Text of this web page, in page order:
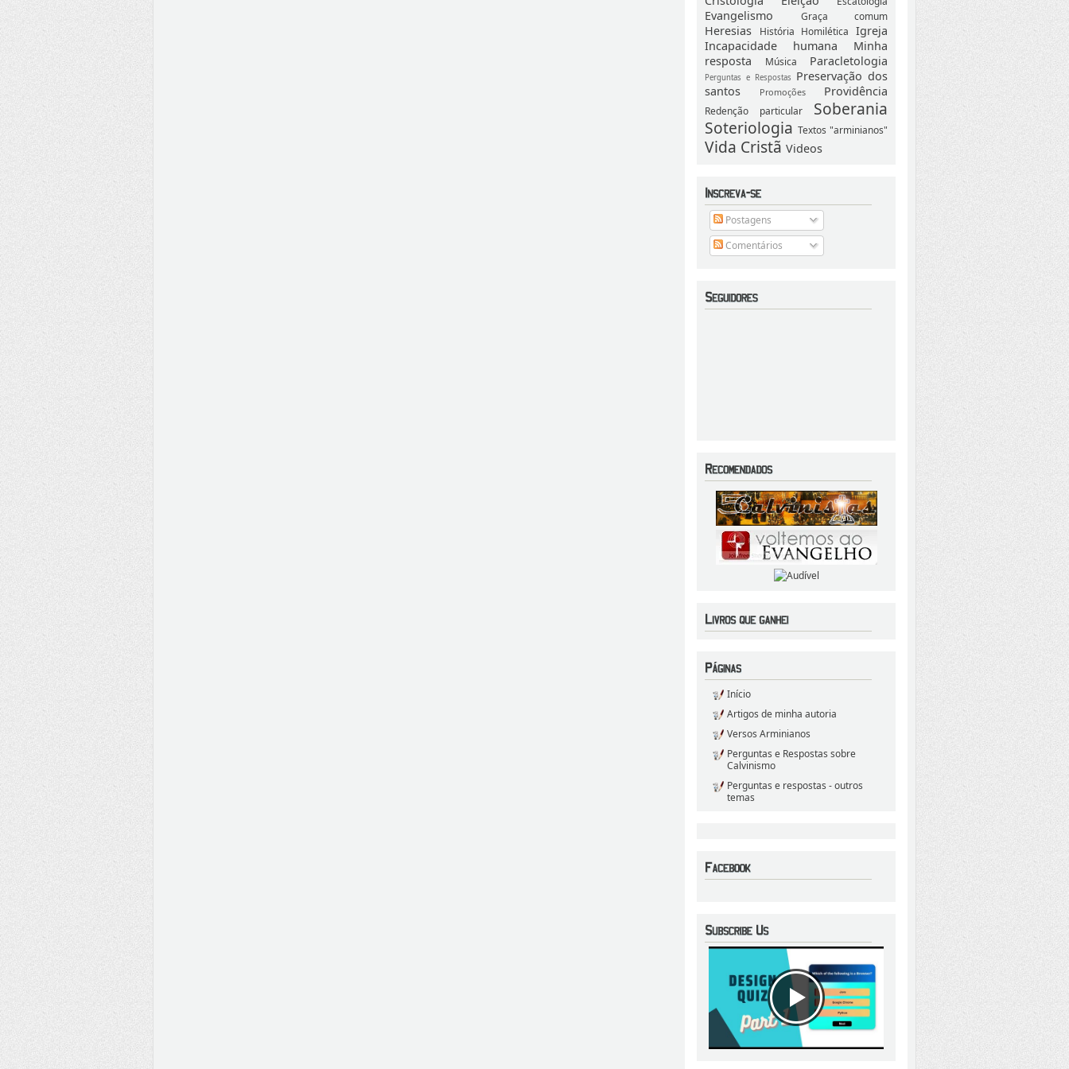
Evangelismo Graça comum
Heresias História Homilética Igreja
Incapacidade humana
Minha
resposta
Música Paracletologia
Perguntas e Respostas
Preservação dos
santos
Promoções Providência
Redenção particular
Soberania
Soteriologia Textos "arminianos"
Vida Cristã Videos
Postagens
Comentários
Início
Artigos de minha autoria
Versos Arminianos
Perguntas e Respostas sobre
Calvinismo
Perguntas e respostas - outros
temas